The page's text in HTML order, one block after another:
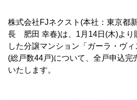
株式会社FJネクスト(本社：東京都
長 肥田 幸春)は、1月14日(木)より
した分譲マンション「ガーラ・ヴィ
(総戸数44戸)について、全戸申込完
いたします。